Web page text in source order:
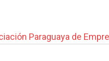
Paraguaya de